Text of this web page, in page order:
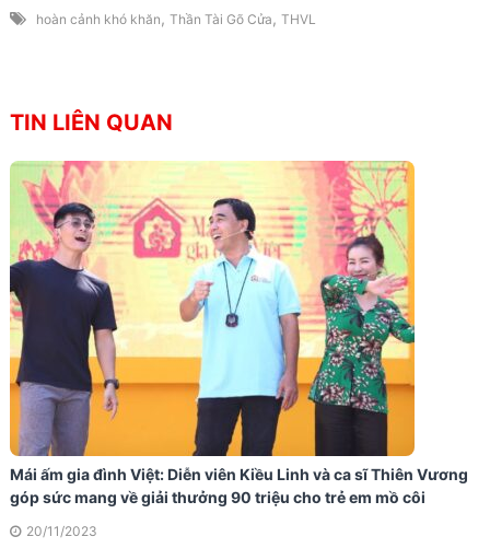
hoàn cảnh khó khăn , Thần Tài Gõ Cửa , THVL
TIN LIÊN QUAN
Mái ấm gia đình Việt: Diễn viên Kiều Linh và ca sĩ Thiên Vương
góp sức mang về giải thưởng 90 triệu cho trẻ em mồ côi
20/11/2023